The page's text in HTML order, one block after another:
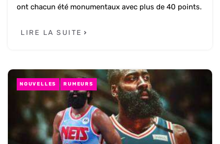
ont chacun été monumentaux avec plus de 40 points.
LIRE LA SUITE
NOUVELLES RUMEURS